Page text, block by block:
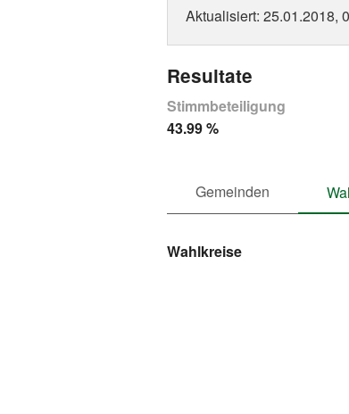
Aktualisiert: 25.01.2018,
Resultate
Stimmbeteiligung
43.99 %
Gemeinden
Wahlkreise